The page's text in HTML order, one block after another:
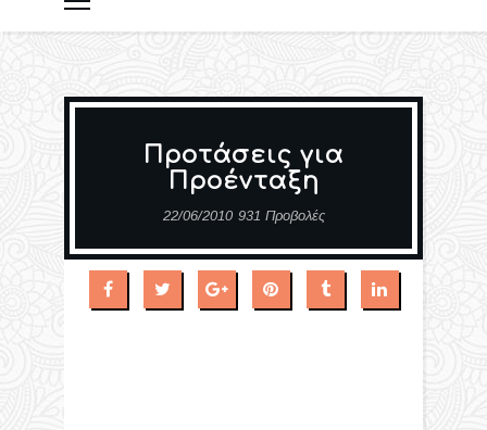
Προτάσεις για
Προένταξη
22/06/2010 931 Προβολές